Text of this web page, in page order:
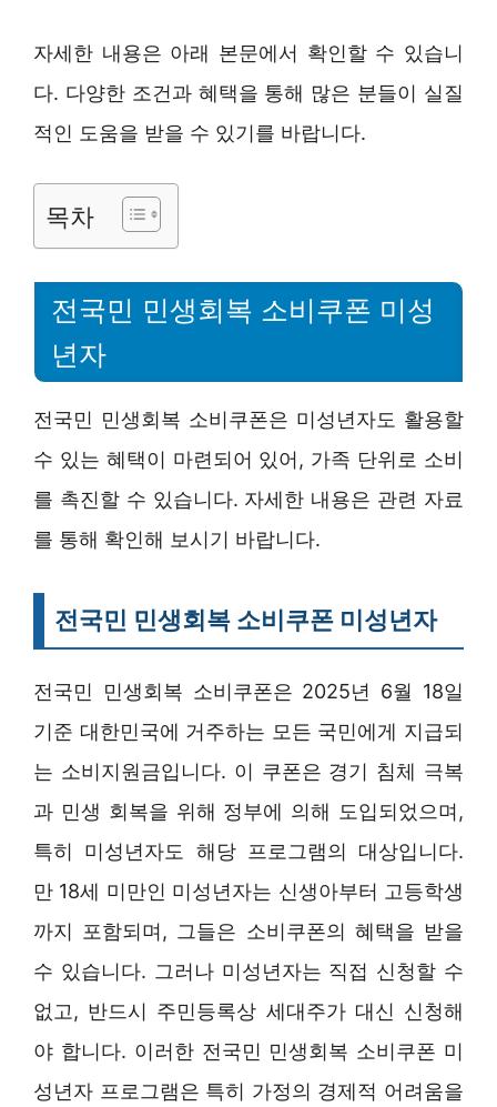
자세한 내용은 아래 본문에서 확인할 수 있습니
다. 다양한 조건과 혜택을 통해 많은 분들이 실질
적인 도움을 받을 수 있기를 바랍니다.
목차
전국민 민생회복 소비쿠폰 미성
년자
전국민 민생회복 소비쿠폰은 미성년자도 활용할
수 있는 혜택이 마련되어 있어, 가족 단위로 소비
를 촉진할 수 있습니다. 자세한 내용은 관련 자료
를 통해 확인해 보시기 바랍니다.
전국민 민생회복 소비쿠폰 미성년자
전국민 민생회복 소비쿠폰은 2025년 6월 18일
기준 대한민국에 거주하는 모든 국민에게 지급되
는 소비지원금입니다. 이 쿠폰은 경기 침체 극복
과 민생 회복을 위해 정부에 의해 도입되었으며,
특히 미성년자도 해당 프로그램의 대상입니다.
만 18세 미만인 미성년자는 신생아부터 고등학생
까지 포함되며, 그들은 소비쿠폰의 혜택을 받을
수 있습니다. 그러나 미성년자는 직접 신청할 수
없고, 반드시 주민등록상 세대주가 대신 신청해
야 합니다. 이러한 전국민 민생회복 소비쿠폰 미
성년자 프로그램은 특히 가정의 경제적 어려움을